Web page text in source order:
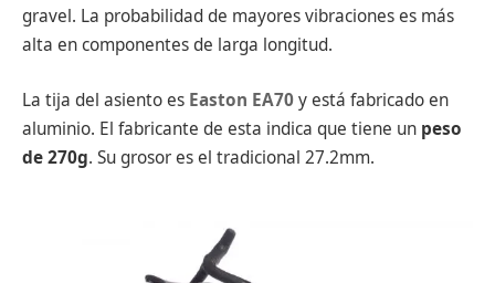
gravel. La probabilidad de mayores vibraciones es más
alta en componentes de larga longitud.
La tija del asiento es Easton EA70y está fabricado en
aluminio. El fabricante de esta indica que tiene un peso
de 270g. Su grosor es el tradicional 27.2mm.